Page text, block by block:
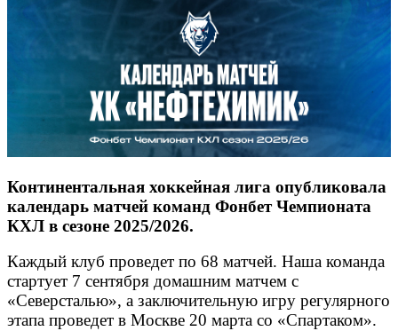
Континентальная хоккейная лига опубликовала
календарь матчей команд Фонбет Чемпионата
КХЛ в сезоне 2025/2026.
Каждый клуб проведет по 68 матчей. Наша команда
стартует 7 сентября домашним матчем с
«Северсталью», а заключительную игру регулярного
этапа проведет в Москве 20 марта со «Спартаком».